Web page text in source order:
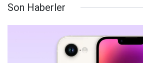
Son Haberler